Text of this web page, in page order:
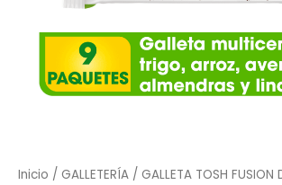
Inicio / GALLETERÍA / GALLETA TOSH FUSION